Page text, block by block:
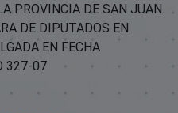
PROVINCIA DE SAN JUAN.
DE DIPUTADOS EN
EN FECHA
327-07